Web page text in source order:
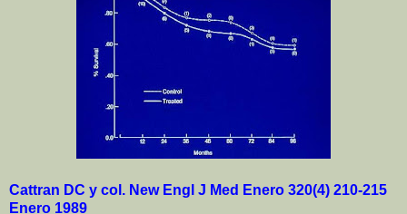
Cattran DC y col. New Engl J Med Enero 320(4) 210-215
Enero 1989